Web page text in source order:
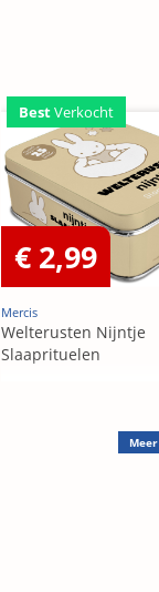
BestVerkocht
€ 2,99
Mercis
Welterusten Nijntje
Slaaprituelen
Meer